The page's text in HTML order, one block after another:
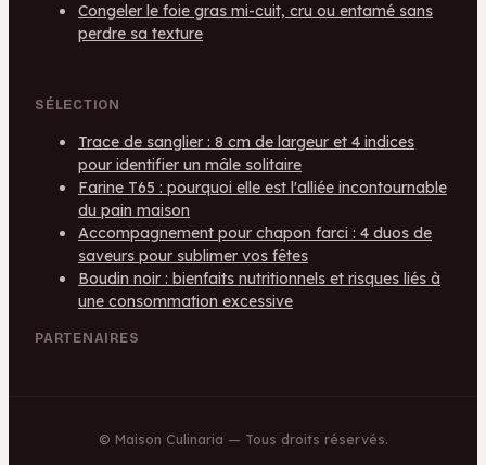
Congeler le foie gras mi-cuit, cru ou entamé sans
perdre sa texture
SÉLECTION
Trace de sanglier : 8 cm de largeur et 4 indices
pour identifier un mâle solitaire
Farine T65 : pourquoi elle est l'alliée incontournable
du pain maison
Accompagnement pour chapon farci : 4 duos de
saveurs pour sublimer vos fêtes
Boudin noir : bienfaits nutritionnels et risques liés à
une consommation excessive
PARTENAIRES
© Maison Culinaria — Tous droits réservés.